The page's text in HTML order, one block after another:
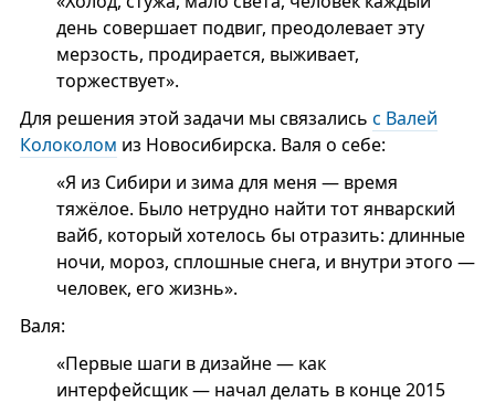
день совершает подвиг, преодолевает эту
мерзость, продирается, выживает,
торжествует».
Для решения этой задачи мы связались с Валей
Колоколом из Новосибирска. Валя о себе:
«Я из Сибири и зима для меня — время
тяжёлое. Было нетрудно найти тот январский
вайб, который хотелось бы отразить: длинные
ночи, мороз, сплошные снега, и внутри этого —
человек, его жизнь».
Валя:
«Первые шаги в дизайне — как
интерфейсщик — начал делать в конце 2015